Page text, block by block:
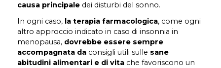
causa principale dei disturbi del sonno.
In ogni caso, la terapia farmacologica, come ogni
altro approccio indicato in caso di insonnia in
menopausa, dovrebbe essere sempre
accompagnata da consigli utili sulle sane
abitudini alimentari e di vita che favoriscono un